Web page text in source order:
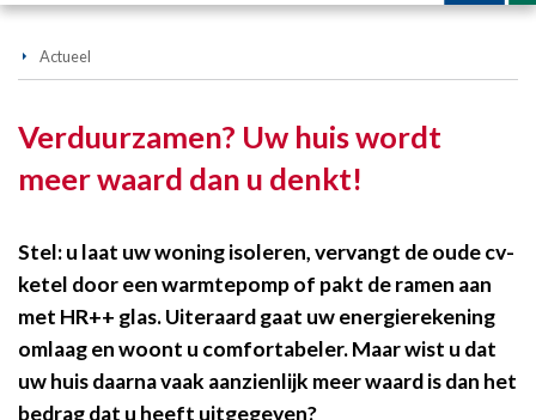
Actueel
Verduurzamen? Uw huis wordt
meer waard dan u denkt!
Stel: u laat uw woning isoleren, vervangt de oude cv-
ketel door een warmtepomp of pakt de ramen aan
met HR++ glas. Uiteraard gaat uw energierekening
omlaag en woont u comfortabeler. Maar wist u dat
uw huis daarna vaak aanzienlijk meer waard is dan het
bedrag dat u heeft uitgegeven?